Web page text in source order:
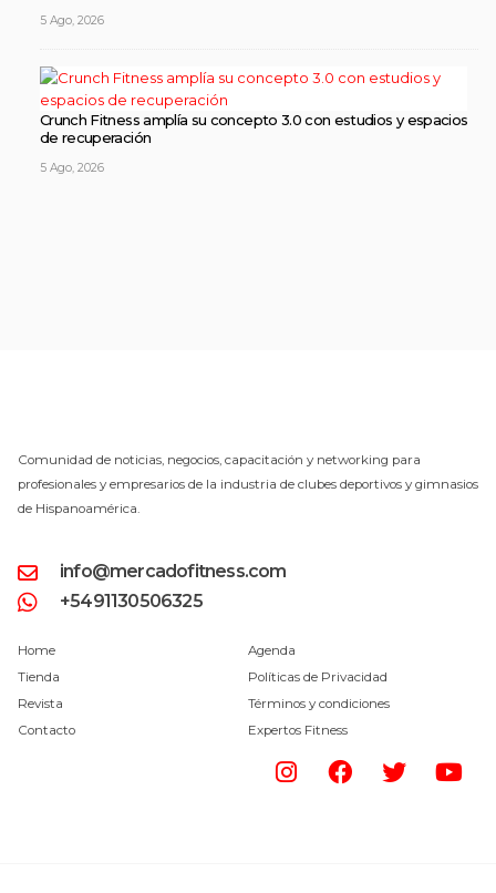
5 Ago, 2026
Crunch Fitness amplía su concepto 3.0 con estudios y espacios
de recuperación
5 Ago, 2026
Comunidad de noticias, negocios, capacitación y networking para
profesionales y empresarios de la industria de clubes deportivos y gimnasios
de Hispanoamérica.
info@mercadofitness.com
+5491130506325
Home
Tienda
Revista
Contacto
Agenda
Políticas de Privacidad
Términos y condiciones
Expertos Fitness